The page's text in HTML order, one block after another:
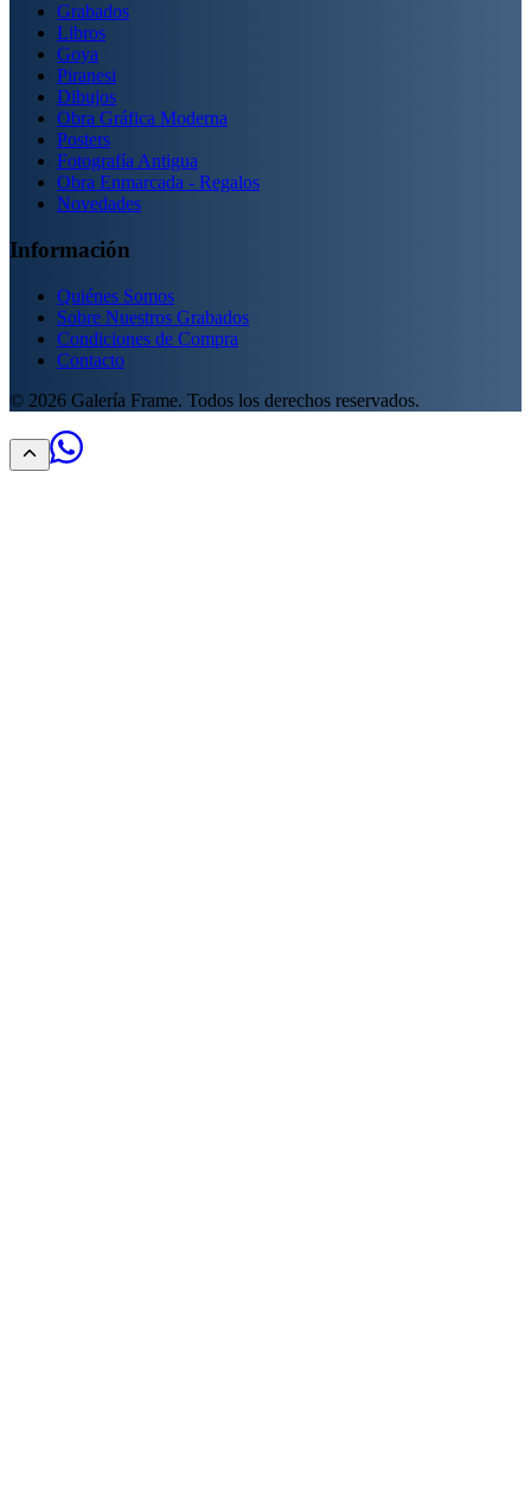
Grabados
Libros
Goya
Piranesi
Dibujos
Obra Gráfica Moderna
Posters
Fotografía Antigua
Obra Enmarcada - Regalos
Novedades
Información
Quiénes Somos
Sobre Nuestros Grabados
Condiciones de Compra
Contacto
© 2026 Galería Frame. Todos los derechos reservados.